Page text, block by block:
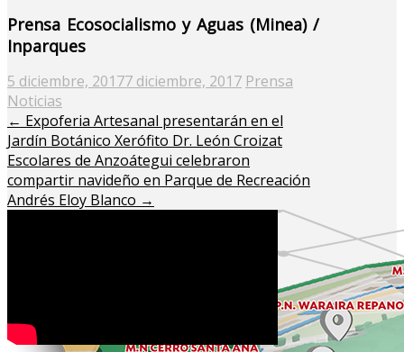
Prensa Ecosocialismo y Aguas (Minea) /
Inparques
Posted
on
5 diciembre, 20177 diciembre, 2017 Prensa
Noticias
← Expoferia Artesanal presentarán en el
Jardín Botánico Xerófito Dr. León Croizat
Escolares de Anzoátegui celebraron
compartir navideño en Parque de Recreación
Andrés Eloy Blanco →